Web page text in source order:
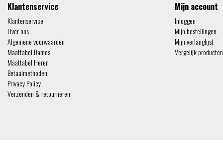
Klantenservice
Klantenservice
Over ons
Algemene voorwaarden
Maattabel Dames
Maattabel Heren
Betaalmethoden
Privacy Policy
Verzenden & retourneren
Mijn account
Inloggen
Mijn bestellingen
Mijn verlanglijst
Vergelijk producten